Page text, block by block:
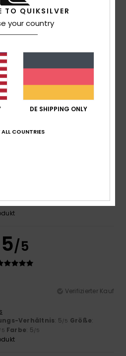
Verhältnis: 5/5 Größe:
Farbe
5/5
Verifizierter Kauf
Verhältnis: 5/5 Größe:
Farbe: 5/5
TO QUIKSILVER
your country
DE SHIPPING ONLY
COUNTRIES